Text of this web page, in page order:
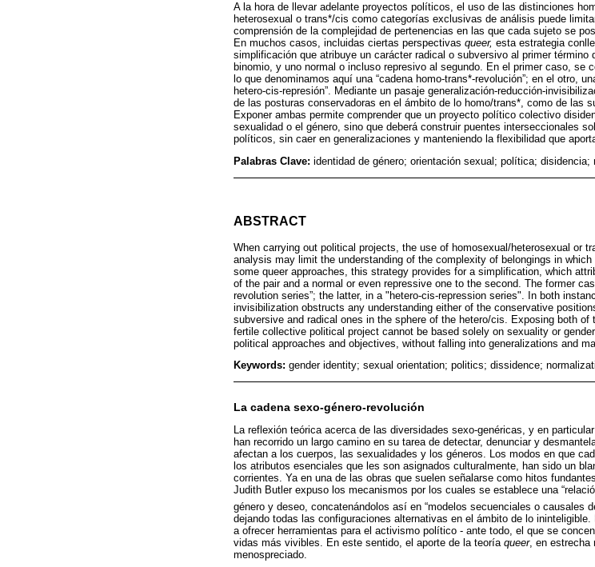
A la hora de llevar adelante proyectos políticos, el uso de las distinciones
heterosexual o trans*/cis como categorías exclusivas de análisis puede
comprensión de la complejidad de pertenencias en las que cada sujeto se
En muchos casos, incluidas ciertas perspectivas queer, esta estrategia
simplificación que atribuye un carácter radical o subversivo al primer término
binomio, y uno normal o incluso represivo al segundo. En el primer caso, se
lo que denominamos aquí una “cadena homo-trans*-revolución”; en el otro,
hetero-cis-represión”. Mediante un pasaje generalización-reducción-
de las posturas conservadoras en el ámbito de lo homo/trans*, como de las
Exponer ambas permite comprender que un proyecto político colectivo
sexualidad o el género, sino que deberá construir puentes interseccionales
políticos, sin caer en generalizaciones y manteniendo la flexibilidad que
Palabras Clave: identidad de género; orientación sexual; política; disidencia;
ABSTRACT
When carrying out political projects, the use of homosexual/heterosexual or
analysis may limit the understanding of the complexity of belongings in
some queer approaches, this strategy provides for a simplification, which
of the pair and a normal or even repressive one to the second. The former
revolution series”; the latter, in a "hetero-cis-repression series". In both
invisibilization obstructs any understanding either of the conservative
subversive and radical ones in the sphere of the hetero/cis. Exposing both of
fertile collective political project cannot be based solely on sexuality or
political approaches and objectives, without falling into generalizations and
Keywords: gender identity; sexual orientation; politics; dissidence;
La cadena sexo-género-revolución
La reflexión teórica acerca de las diversidades sexo-genéricas, y en
han recorrido un largo camino en su tarea de detectar, denunciar y
afectan a los cuerpos, las sexualidades y los géneros. Los modos en que
los atributos esenciales que les son asignados culturalmente, han sido un
corrientes. Ya en una de las obras que suelen señalarse como hitos
Judith Butler expuso los mecanismos por los cuales se establece una
género y deseo, concatenándolos así en “modelos secuenciales o causales
dejando todas las configuraciones alternativas en el ámbito de lo
a ofrecer herramientas para el activismo político - ante todo, el que se
vidas más vivibles. En este sentido, el aporte de la teoría queer, en estrecha
menospreciado.